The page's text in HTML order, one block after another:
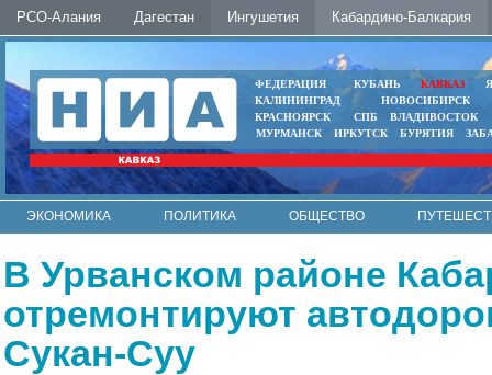
РСО-Алания Дагестан Ингушетия Кабардино-Балкария
ФЕДЕРАЦИЯ КУБАНЬ КАВКАЗ
КАЛИНИНГРАД
НОВОСИБИРСК
КРАСНОЯРСК
СПБ
ВЛАДИВОСТОК
МУРМАНСК
ИРКУТСК БУРЯТИЯ
ЭКОНОМИКА ПОЛИТИКА ОБЩЕСТВО
В Урванском районе
отремонтируют
Сукан-Суу